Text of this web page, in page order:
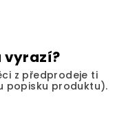
vyrazí?
z předprodeje ti
popisku produktu).